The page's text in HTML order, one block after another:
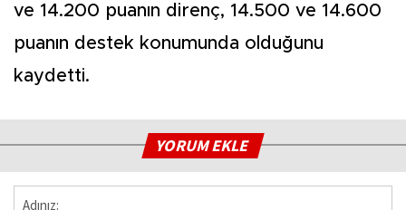
ve 14.200 puanın direnç, 14.500 ve 14.600
puanın destek konumunda olduğunu
kaydetti.
YORUM EKLE